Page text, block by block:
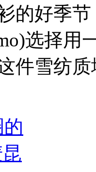
的好季
选择用
件雪纺